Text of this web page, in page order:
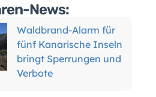
News:
Waldbrand-Alarm für
fünf Kanarische Inseln
bringt Sperrungen und
Verbote